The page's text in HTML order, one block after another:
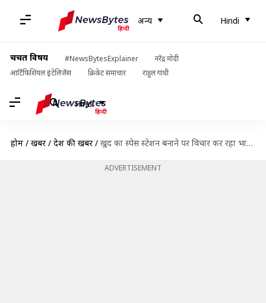
अन्य Hindi
चर्चित विषय #NewsBytesExplainer
नरेंद्र मोदी
आर्टिफिशियल इंटेलिजेंस
क्रिकेट समाचार राहुल गांधी
Hindi
होम / खबरें / देश की खबरें / खुद का स्पेस स्टेशन बनाने पर विचार कर रहा भारत, ISRO प्रमुख ने किया खुलासा
ADVERTISEMENT